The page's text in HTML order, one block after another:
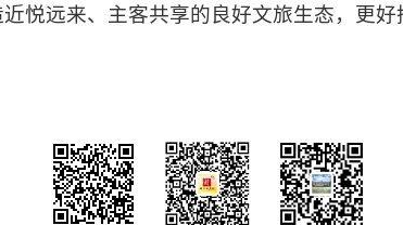
悦远来、主客共享的良好文旅生态，更好